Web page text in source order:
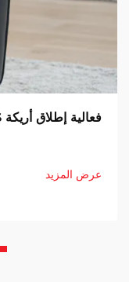
فعالية إطلاق أريكة V-MOUNTS الوظيفية القابلة للإمالة
عرض المزيد